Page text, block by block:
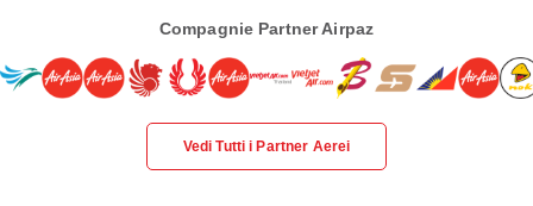
Compagnie Partner Airpaz
Vedi Tutti i Partner Aerei